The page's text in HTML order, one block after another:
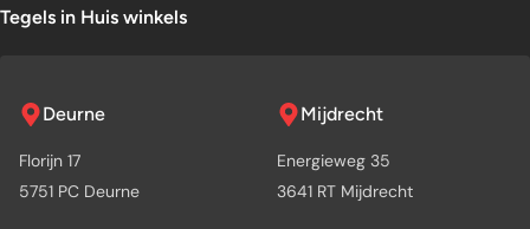
Tegels in Huis winkels
Deurne
Florijn 17
5751 PC Deurne
Mijdrecht
Energieweg 35
3641 RT Mijdrecht